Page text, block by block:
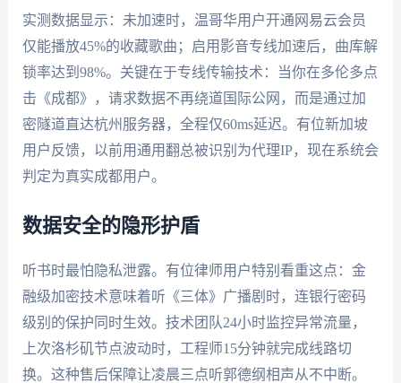
实测数据显示：未加速时，温哥华用户开通网易云会员
仅能播放45%的收藏歌曲；启用影音专线加速后，曲库解
锁率达到98%。关键在于专线传输技术：当你在多伦多点
击《成都》，请求数据不再绕道国际公网，而是通过加
密隧道直达杭州服务器，全程仅60ms延迟。有位新加坡
用户反馈，以前用通用翻总被识别为代理IP，现在系统会
判定为真实成都用户。
数据安全的隐形护盾
听书时最怕隐私泄露。有位律师用户特别看重这点：金
融级加密技术意味着听《三体》广播剧时，连银行密码
级别的保护同时生效。技术团队24小时监控异常流量，
上次洛杉矶节点波动时，工程师15分钟就完成线路切
换。这种售后保障让凌晨三点听郭德纲相声从不中断。